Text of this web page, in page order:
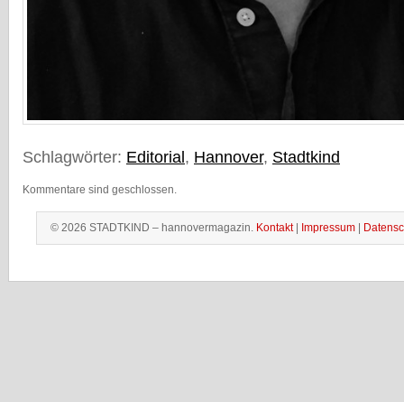
Schlagwörter: Editorial , Hannover, Stadtkind
Kommentare sind geschlossen.
© 2026 STADTKIND – hannovermagazin. Kontakt| Impressum